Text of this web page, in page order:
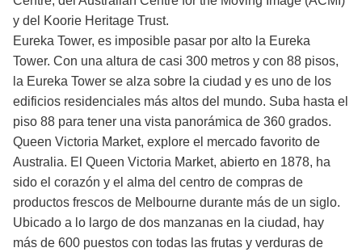
y del Koorie Heritage Trust.
Eureka Tower, es imposible pasar por alto la Eureka
Tower. Con una altura de casi 300 metros y con 88 pisos,
la Eureka Tower se alza sobre la ciudad y es uno de los
edificios residenciales más altos del mundo. Suba hasta el
piso 88 para tener una vista panorámica de 360 grados.
Queen Victoria Market, explore el mercado favorito de
Australia. El Queen Victoria Market, abierto en 1878, ha
sido el corazón y el alma del centro de compras de
productos frescos de Melbourne durante más de un siglo.
Ubicado a lo largo de dos manzanas en la ciudad, hay
más de 600 puestos con todas las frutas y verduras de